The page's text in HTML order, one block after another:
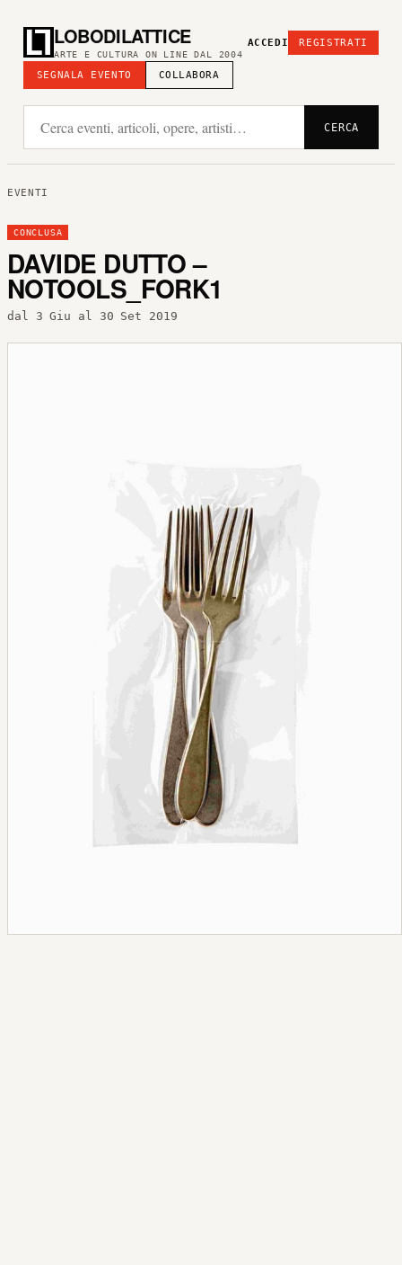
LOBODILATTICE
ARTE E CULTURA ON LINE DAL 2004
SEGNALA EVENTO COLLABORA
ACCEDI REGISTRATI
CERCA
EVENTI
CONCLUSA
DAVIDE DUTTO –
NOTOOLS_FORK1
dal 3 Giu al 30 Set 2019